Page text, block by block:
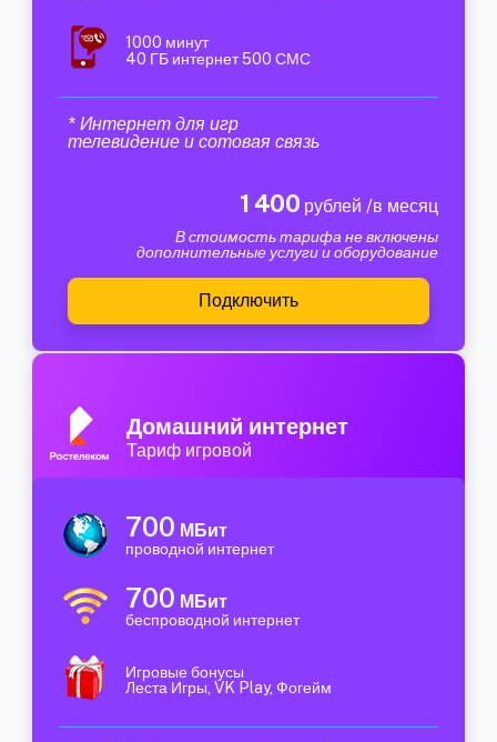
1000 минут
40 ГБ интернет 500 СМС
* Интернет для игр
телевидение и сотовая связь
1 400 рублей /в месяц
В стоимость тарифа не включены
дополнительные услуги и оборудование
Подключить
Домашний интернет
Тариф игровой
700 МБит
проводной интернет
700 МБит
беспроводной интернет
Игровые бонусы
Леста Игры, VK Play, Фогейм